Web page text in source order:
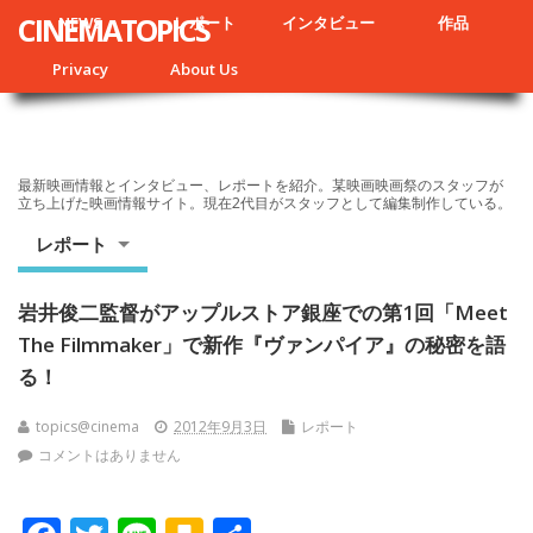
NEWS レポート インタビュー 作品
Privacy About Us
CINEMATOPICS
最新映画情報とインタビュー、レポートを紹介。某映画映画祭のスタッフが
立ち上げた映画情報サイト。現在2代目がスタッフとして編集制作している。
レポート
岩井俊二監督がアップルストア銀座での第1回「Meet
The Filmmaker」で新作『ヴァンパイア』の秘密を語
る！
topics@cinema 2012年9月3日
レポート
コメントはありません